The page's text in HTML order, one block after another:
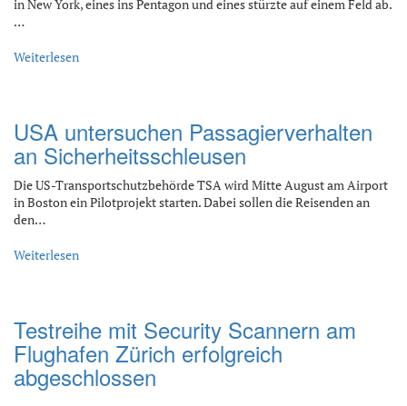
in New York, eines ins Pentagon und eines stürzte auf einem Feld ab.
…
Weiterlesen
USA untersuchen Passagierverhalten
an Sicherheitsschleusen
Die US-Transportschutzbehörde TSA wird Mitte August am Airport
in Boston ein Pilotprojekt starten. Dabei sollen die Reisenden an
den…
Weiterlesen
Testreihe mit Security Scannern am
Flughafen Zürich erfolgreich
abgeschlossen